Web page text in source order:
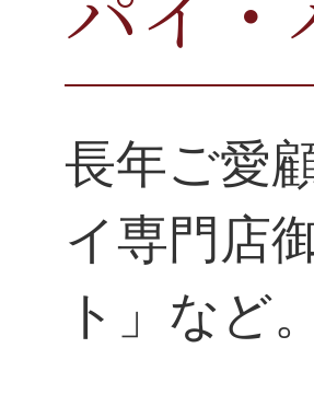
長年ご愛
イ専門店
ト」など。